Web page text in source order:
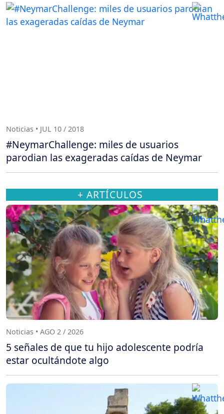
Noticias • JUL 10 / 2018
#NeymarChallenge: miles de usuarios
parodian las exageradas caídas de Neymar
+ ARTÍCULOS
Noticias • AGO 2 / 2026
5 señales de que tu hijo adolescente podría
estar ocultándote algo